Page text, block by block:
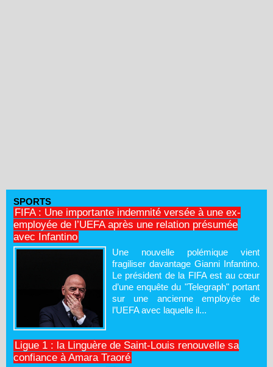
SPORTS
FIFA : Une importante indemnité versée à une ex-
employée de l’UEFA après une relation présumée
avec Infantino
Une nouvelle polémique vient
fragiliser davantage Gianni Infantino.
Le président de la FIFA est au cœur
d’une enquête du "Telegraph" portant
sur une ancienne employée de
l’UEFA avec laquelle il...
Ligue 1 : la Linguère de Saint-Louis renouvelle sa
confiance à Amara Traoré